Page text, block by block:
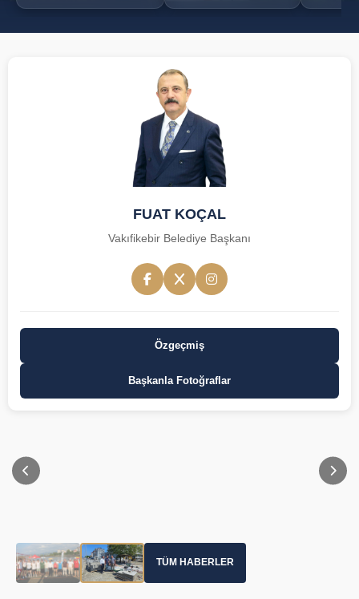
FUAT KOÇAL
Vakıfikebir Belediye Başkanı
Özgeçmiş
Başkanla Fotoğraflar
TÜM HABERLER